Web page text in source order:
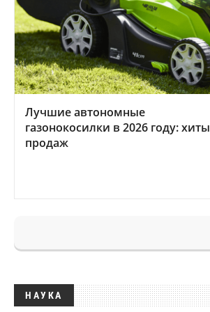
Лучшие автономные
газонокосилки в 2026 году: хиты
продаж
НАУКА